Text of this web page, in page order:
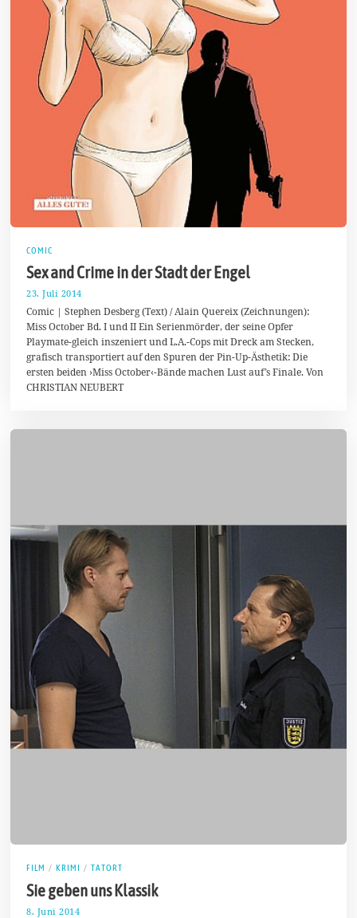
COMIC
Sex and Crime in der Stadt der Engel
23. Juli 2014
0
.
A
u
g
s
t
Comic | Stephen Desberg (Text) / Alain Quereix (Zeichnungen):
Miss October Bd. I und II Ein Serienmörder, der seine Opfer
Playmate-gleich inszeniert und L.A.-Cops mit Dreck am Stecken,
grafisch transportiert auf den Spuren der Pin-Up-Ästhetik: Die
ersten beiden ›Miss October‹-Bände machen Lust auf’s Finale. Von
CHRISTIAN NEUBERT
FILM / KRIMI / TATORT
Sie geben uns Klassik
8. Juni 2014